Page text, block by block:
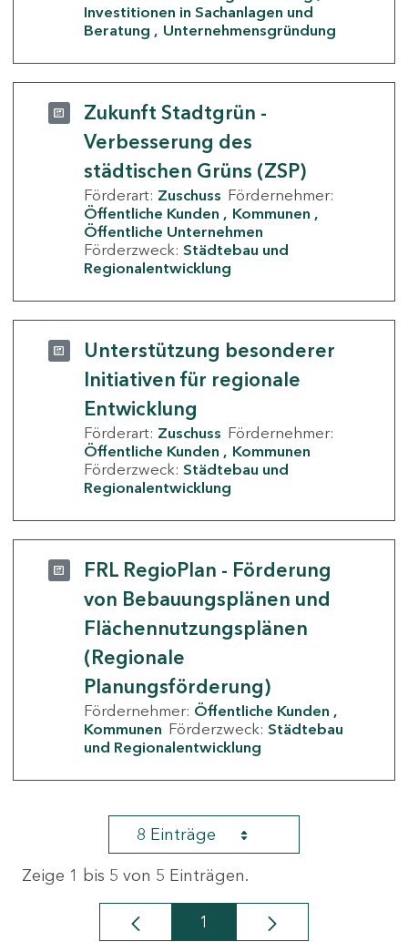
Investitionen in Sachanlagen und
Beratung
Unternehmensgründung
Zukunft Stadtgrün -
Verbesserung des
städtischen Grüns (ZSP)
Förderart: Zuschuss Fördernehmer:
Öffentliche Kunden
Kommunen
Öffentliche Unternehmen
Förderzweck: Städtebau und
Regionalentwicklung
Unterstützung besonderer
Initiativen für regionale
Entwicklung
Förderart: Zuschuss Fördernehmer:
Öffentliche Kunden
Kommunen
Förderzweck: Städtebau und
Regionalentwicklung
FRL RegioPlan - Förderung
von Bebauungsplänen und
Flächennutzungsplänen
(Regionale
Planungsförderung)
Fördernehmer: Öffentliche Kunden
Kommunen Förderzweck: Städtebau
und Regionalentwicklung
8 Einträge
Zeige 1 bis 5 von 5 Einträgen.
Seite
1